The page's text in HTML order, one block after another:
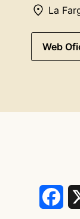
La
Web